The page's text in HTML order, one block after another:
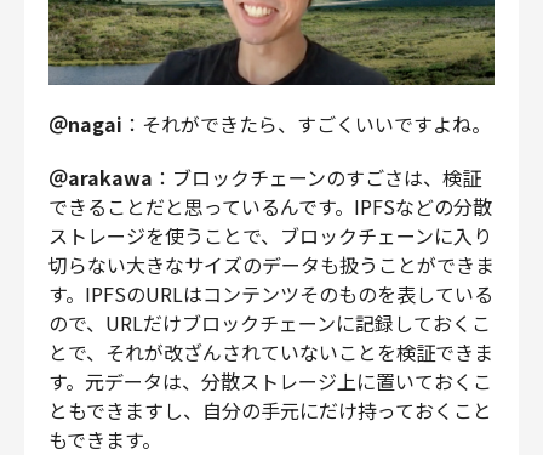
＠nagai ：それができたら、すごくいいですよね。
＠arakawa ：ブロックチェーンのすごさは、検証
できることだと思っているんです。IPFSなどの分散
ストレージを使うことで、ブロックチェーンに入り
切らない大きなサイズのデータも扱うことができま
す。IPFSのURLはコンテンツそのものを表している
ので、URLだけブロックチェーンに記録しておくこ
とで、それが改ざんされていないことを検証できま
す。元データは、分散ストレージ上に置いておくこ
ともできますし、自分の手元にだけ持っておくこと
もできます。